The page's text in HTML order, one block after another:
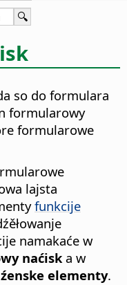
so do formulara
formularowy
formularowe
lajsta
funkcije
namakaće w
naćiska w
elementy.